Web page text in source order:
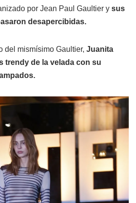
por Jean Paul Gaultier y sus
desapercibidas.
del mismísimo Gaultier, Juanita
trendy de la velada con su